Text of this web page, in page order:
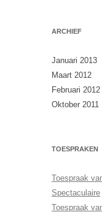
ARCHIEF
Januari 2013
Maart 2012
Februari 2012
Oktober 2011
TOESPRAKEN
Toespraak
Spectaculaire
Toespraak